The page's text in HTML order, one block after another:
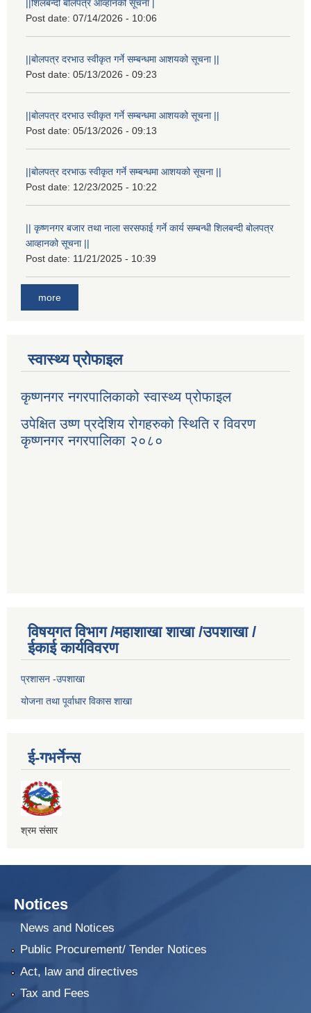
||शिलबन्दी बोलपत्र आव्हानको सूचना |
Post date: 07/14/2026 - 10:06
||बोलपत्र दरभाउ स्वीकृत गर्ने सम्बन्धमा आशयको सूचना ||
Post date: 05/13/2026 - 09:23
||बोलपत्र दरभाउ स्वीकृत गर्ने सम्बन्धमा आशयको सूचना ||
Post date: 05/13/2026 - 09:13
||बोलपत्र दरभाऊ स्वीकृत गर्ने सम्बन्धमा आशयको सूचना ||
Post date: 12/23/2025 - 10:22
|| कृष्णनगर बजार तथा नाला सरसफाई गर्ने कार्य सम्बन्धी शिलबन्दी बोलपत्र
आव्हानको सूचना ||
Post date: 11/21/2025 - 10:39
more
स्वास्थ्य प्रोफाइल
कृष्णनगर नगरपालिकाको स्वास्थ्य प्रोफाइल
उपेक्षित उष्ण प्रदेशिय रोगहरुको स्थिति र विवरण
कृष्णनगर नगरपालिका २०८०
विषयगत विभाग /महाशाखा शाखा /उपशाखा /
ईकाई कार्यविवरण
प्रशासन -उपशाखा
योजना तथा पूर्वाधार विकास शाखा
ई-गभर्नेन्स
श्रम संसार
Notices
News and Notices
Public Procurement/ Tender Notices
Act, law and directives
Tax and Fees